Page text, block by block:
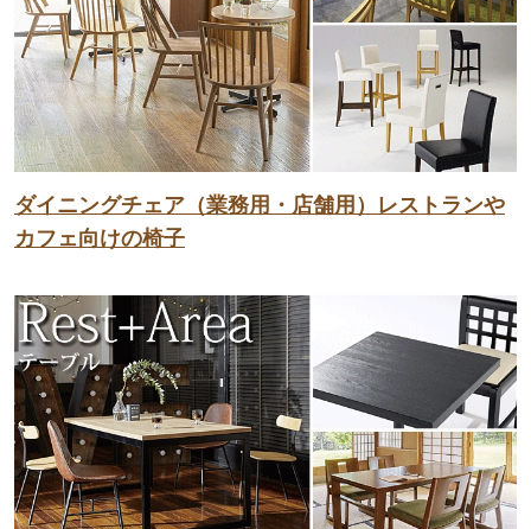
ダイニングチェア（業務用・店舗用）レストランや
カフェ向けの椅子